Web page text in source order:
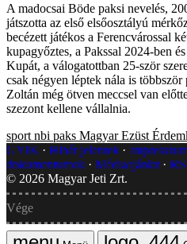
A madocsai Böde paksi nevelés,
játszotta az első elsőosztályú
becézett játékos a Ferencvárossal
kupagyőztes, a Pakssal 2024-ben
Kupát, a válogatottban 25-ször
csak négyen léptek nála is
Zoltán még ötven meccsel van
szezont kellene vállalnia.
sport nbi paks Magyar Ezüst
GYIK
Hibát jelentek
dokumentumok
Médiaajánlat
© 2026 Magyar Jeti Zrt.
Vége